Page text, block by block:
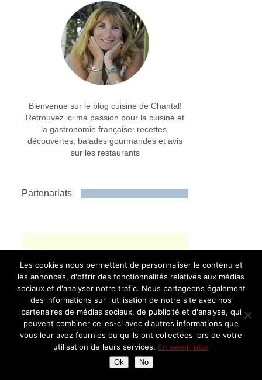
Bienvenue sur le blog cuisine de Chantal!
Retrouvez ici ma passion pour la cuisine et
la gastronomie française: recettes,
découvertes, balades gourmandes et avis
sur les restaurants
Partenariats
Les cookies nous permettent de personnaliser le contenu et
les annonces, d'offrir des fonctionnalités relatives aux médias
sociaux et d'analyser notre trafic. Nous partageons également
des informations sur l'utilisation de notre site avec nos
partenaires de médias sociaux, de publicité et d'analyse, qui
peuvent combiner celles-ci avec d'autres informations que
vous leur avez fournies ou qu'ils ont collectées lors de votre
utilisation de leurs services. En savoir plus
Ok No